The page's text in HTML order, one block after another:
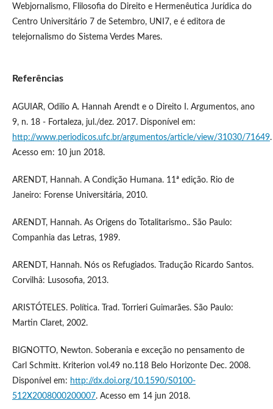
Webjornalismo, Flilosofia do Direito e Hermenêutica Jurídica do
Centro Universitário 7 de Setembro, UNI7, e é editora de
telejornalismo do Sistema Verdes Mares.
Referências
AGUIAR, Odilio A. Hannah Arendt e o Direito I. Argumentos, ano
9, n. 18 - Fortaleza, jul./dez. 2017. Disponível em:
http://www.periodicos.ufc.br/argumentos/article/view/31030/71649.
Acesso em: 10 jun 2018.
ARENDT, Hannah. A Condição Humana. 11ª edição. Rio de
Janeiro: Forense Universitária, 2010.
ARENDT, Hannah. As Origens do Totalitarismo.. São Paulo:
Companhia das Letras, 1989.
ARENDT, Hannah. Nós os Refugiados. Tradução Ricardo Santos.
Corvilhâ: Lusosofia, 2013.
ARISTÓTELES. Política. Trad. Torrieri Guimarães. São Paulo:
Martin Claret, 2002.
BIGNOTTO, Newton. Soberania e exceção no pensamento de
Carl Schmitt. Kriterion vol.49 no.118 Belo Horizonte Dec. 2008.
Disponível em: http://dx.doi.org/10.1590/S0100-
512X2008000200007. Acesso em 14 jun 2018.